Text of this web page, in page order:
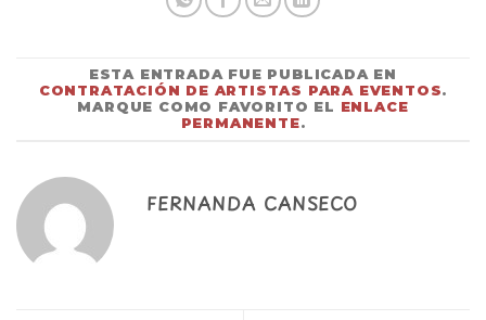
ESTA ENTRADA FUE PUBLICADA EN
CONTRATACIÓN DE ARTISTAS PARA EVENTOS.
MARQUE COMO FAVORITO EL ENLACE
PERMANENTE.
FERNANDA CANSECO